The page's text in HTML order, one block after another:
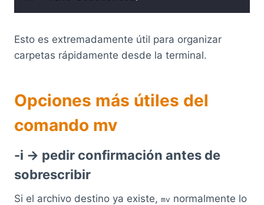
Esto es extremadamente útil para organizar
carpetas rápidamente desde la terminal.
Opciones más útiles del
comando mv
-i → pedir confirmación antes de
sobrescribir
Si el archivo destino ya existe, mv normalmente lo